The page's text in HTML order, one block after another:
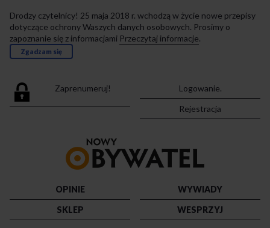
Drodzy czytelnicy! 25 maja 2018 r. wchodzą w życie nowe przepisy
dotyczące ochrony Waszych danych osobowych. Prosimy o
zapoznanie się z informacjami Przeczytaj informacje.
Zgadzam się
Zaprenumeruj!
Logowanie.
Rejestracja
strony
OPINIE
WYWIADY
SKLEP
WESPRZYJ